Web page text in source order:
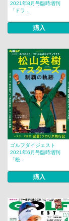
2021年8月号臨時増刊
「ドラ...
購入
ゴルフダイジェスト
2021年6月号臨時増刊
「松...
購入